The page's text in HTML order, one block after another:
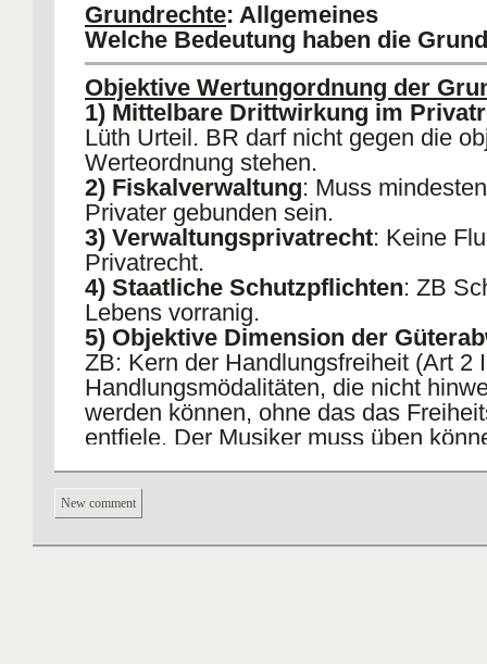
Grundrechte: Allgemeines
Welche Bedeutung haben die
Verfahrensrecht?
Objektive Wertungordnung der
1) Mittelbare Drittwirkung im
Lüth Urteil. BR darf nicht gegen die
Werteordnung stehen.
2) Fiskalverwaltung: Muss
Privater gebunden sein.
3) Verwaltungsprivatrecht: Keine
Privatrecht.
4) Staatliche Schutzpflichten: ZB
Lebens vorranig.
5) Objektive Dimension der
ZB: Kern der Handlungsfreiheit (Art 2
Handlungsmödalitäten, die nicht
werden können, ohne das das
entfiele. Der Musiker muss üben
hingegen nicht das Freiheitsrecht
Auslegen).
New comment